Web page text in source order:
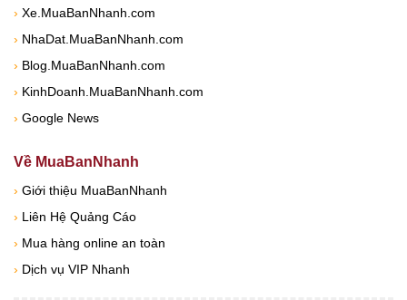
› Xe.MuaBanNhanh.com
› NhaDat.MuaBanNhanh.com
› Blog.MuaBanNhanh.com
› KinhDoanh.MuaBanNhanh.com
› Google News
Về MuaBanNhanh
› Giới thiệu MuaBanNhanh
› Liên Hệ Quảng Cáo
› Mua hàng online an toàn
› Dịch vụ VIP Nhanh